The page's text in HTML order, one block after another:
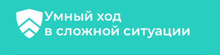
Умный ход
в сложной ситуации